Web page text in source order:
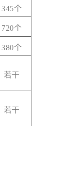
345个
720个
380个
若干
若干